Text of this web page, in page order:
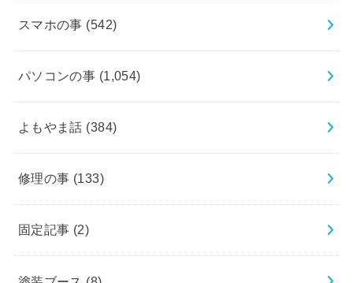
スマホの事 (542)
パソコンの事 (1,054)
よもやま話 (384)
修理の事 (133)
固定記事 (2)